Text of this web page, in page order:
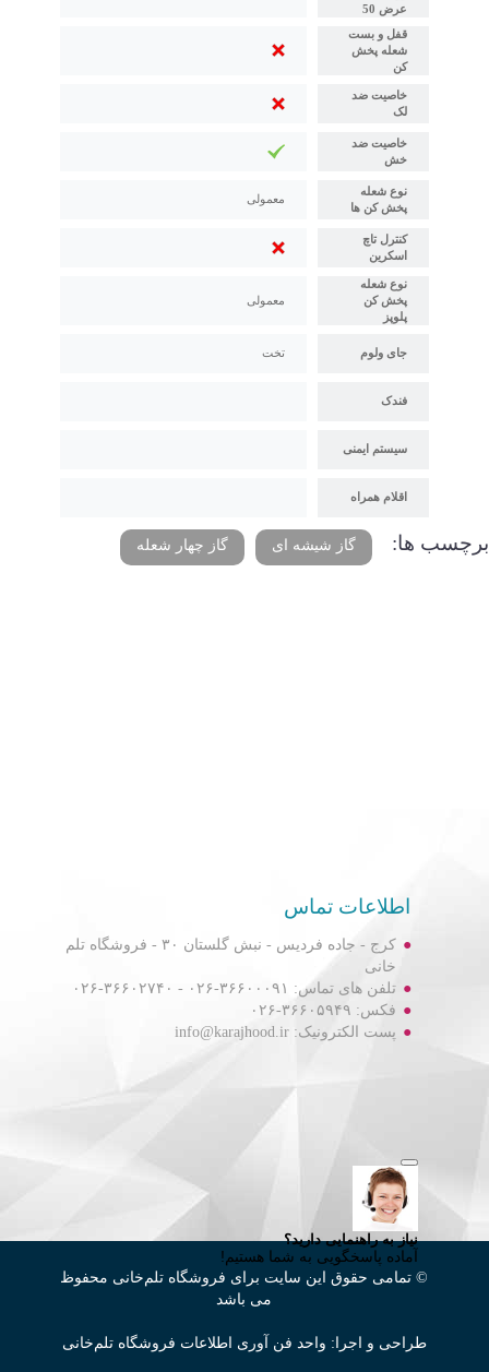
عرض 50
قفل و بست
شعله پخش
کن
خاصیت ضد
لک
خاصیت ضد
خش
نوع شعله
پخش کن ها
معمولی
کنترل تاچ
اسکرین
نوع شعله
پخش کن
پلوپز
معمولی
جای ولوم تخت
فندک
سیستم ایمنی
اقلام همراه
برچسب ها: گاز شیشه ای گاز چهار شعله
اطلاعات تماس
کرج - جاده فردیس - نبش گلستان ۳۰ - فروشگاه تلم
خانی
تلفن های تماس: ۳۶۶۰۰۰۹۱-۰۲۶ - ۳۶۶۰۲۷۴۰-۰۲۶
فکس: ۳۶۶۰۵۹۴۹-۰۲۶
پست الکترونیک: info@karajhood.ir
© تمامی حقوق این سایت برای فروشگاه تلم‌خانی محفوظ
می باشد
طراحی و اجرا: واحد فن آوری اطلاعات فروشگاه تلم‌خانی